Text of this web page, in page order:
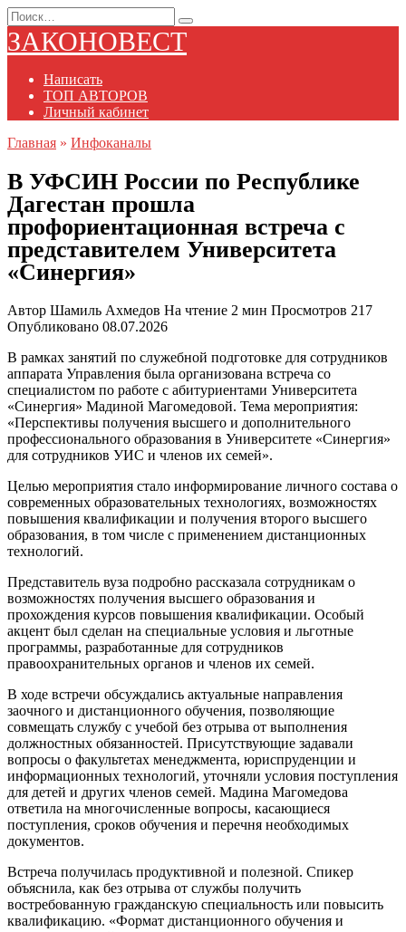
Перейти
к
содержанию
Search
for:
ЗАКОНОВЕСТ
Написать
ТОП АВТОРОВ
Личный кабинет
Главная » Инфоканалы
В УФСИН России по Республике
Дагестан прошла
профориентационная встреча с
представителем Университета
«Синергия»
Автор Шамиль Ахмедов На чтение 2 мин Просмотров 217
Опубликовано 08.07.2026
В рамках занятий по служебной подготовке для сотрудников
аппарата Управления была организована встреча со
специалистом по работе с абитуриентами Университета
«Синергия» Мадиной Магомедовой. Тема мероприятия:
«Перспективы получения высшего и дополнительного
профессионального образования в Университете «Синергия»
для сотрудников УИС и членов их семей».
Целью мероприятия стало информирование личного состава о
современных образовательных технологиях, возможностях
повышения квалификации и получения второго высшего
образования, в том числе с применением дистанционных
технологий.
Представитель вуза подробно рассказала сотрудникам о
возможностях получения высшего образования и
прохождения курсов повышения квалификации. Особый
акцент был сделан на специальные условия и льготные
программы, разработанные для сотрудников
правоохранительных органов и членов их семей.
В ходе встречи обсуждались актуальные направления
заочного и дистанционного обучения, позволяющие
совмещать службу с учебой без отрыва от выполнения
должностных обязанностей. Присутствующие задавали
вопросы о факультетах менеджмента, юриспруденции и
информационных технологий, уточняли условия поступления
для детей и других членов семей. Мадина Магомедова
ответила на многочисленные вопросы, касающиеся
поступления, сроков обучения и перечня необходимых
документов.
Встреча получилась продуктивной и полезной. Спикер
объяснила, как без отрыва от службы получить
востребованную гражданскую специальность или повысить
квалификацию. «Формат дистанционного обучения и